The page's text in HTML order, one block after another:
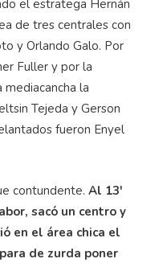
el estratega Hernán
de tres centrales con
y Orlando Galo. Por
Fuller y por la
la
Tejeda y Gerson
fueron Enyel
contundente. Al 13'
sacó un centro y
en el área chica el
de zurda poner